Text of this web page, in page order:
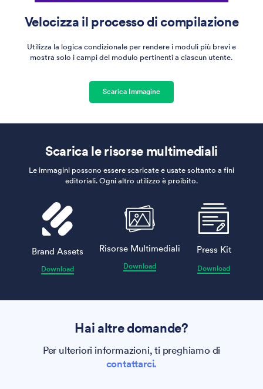
Velocizza il processo di compilazione
Utilizza la logica condizionale per rendere i moduli più brevi e
mostra solo i campi del modulo pertinenti a ciascun utente.
Scarica Immagine
Scarica le risorse multimediali
Le immagini possono essere scaricate e usate soltanto a fini
editoriali. Ogni altro utilizzo è proibito.
Brand Assets
Download
Risorse Multimediali
Download
Press Kit
Download
Hai altre domande?
Per ulteriori informazioni, ti preghiamo di
contattarci.